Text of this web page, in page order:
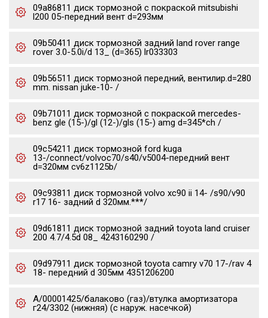
09a86811 диск тормозной с покраской mitsubishi
l200 05-передний вент d=293мм
09b50411 диск тормозной задний land rover range
rover 3.0-5.0i/d 13_ (d=365) lr033303
09b56511 диск тормозной передний, вентилир.d=280
mm. nissan juke-10- /
09b71011 диск тормозной с покраской mercedes-
benz gle (15-)/gl (12-)/gls (15-) amg d=345*ch /
09c54211 диск тормозной ford kuga
13-/connect/volvoc70/s40/v5004-передний вент
d=320мм cv6z1125b/
09c93811 диск тормозной volvo xc90 ii 14- /s90/v90
r17 16- задний d 320мм.***/
09d61811 диск тормозной задний toyota land cruiser
200 4.7/4.5d 08_ 4243160290 /
09d97911 диск тормозной toyota camry v70 17-/rav 4
18- передний d 305мм 4351206200
А/00001425/балаково (газ)/втулка амортизатора
г24/3302 (нижняя) (с наруж. насечкой)